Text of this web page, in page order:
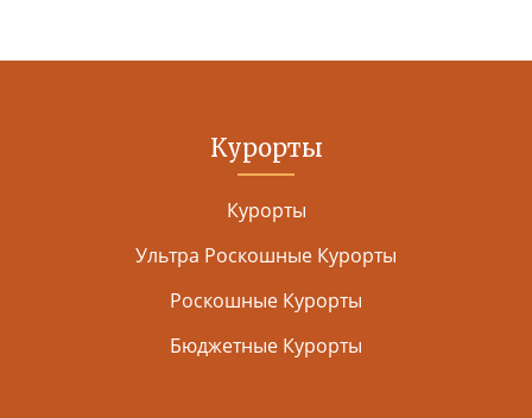
Курорты
Курорты
Ультра Роскошные Курорты
Роскошные Курорты
Бюджетные Курорты